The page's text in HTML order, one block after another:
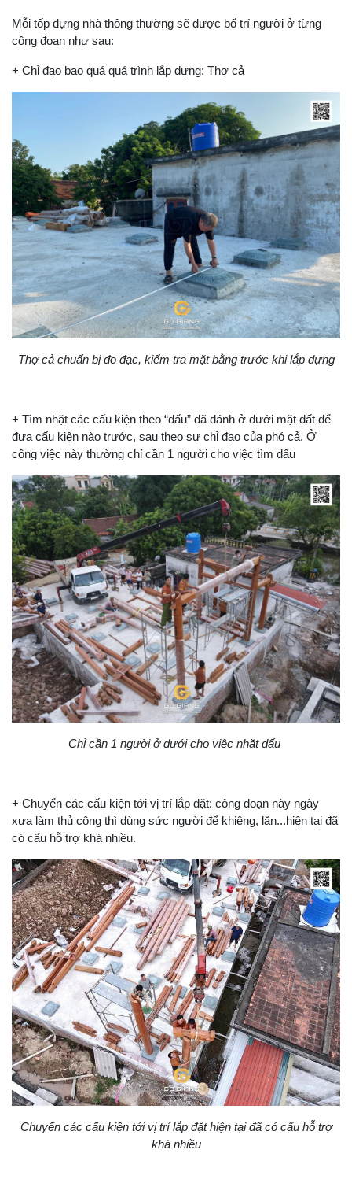
Mỗi tốp dựng nhà thông thường sẽ được bố trí người ở từng
công đoạn như sau:
+ Chỉ đạo bao quá quá trình lắp dựng: Thợ cả
Thợ cả chuẩn bị đo đạc, kiểm tra mặt bằng trước khi lắp dựng
+ Tìm nhặt các cấu kiện theo “dấu” đã đánh ở dưới mặt đất để
đưa cấu kiện nào trước, sau theo sự chỉ đạo của phó cả. Ở
công việc này thường chỉ cần 1 người cho việc tìm dấu
Chỉ cần 1 người ở dưới cho việc nhặt dấu
+ Chuyển các cấu kiện tới vị trí lắp đặt: công đoạn này ngày
xưa làm thủ công thì dùng sức người để khiêng, lăn...hiện tại đã
có cẩu hỗ trợ khá nhiều.
Chuyển các cấu kiện tới vị trí lắp đặt hiện tại đã có cẩu hỗ trợ
khá nhiều